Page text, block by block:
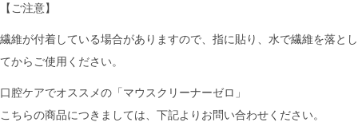
【ご注意】
繊維が付着している場合がありますので、指に貼り、水で繊維を落とし
てからご使用ください。
口腔ケアでオススメの「マウスクリーナーゼロ」
こちらの商品につきましては、下記よりお問い合わせください。